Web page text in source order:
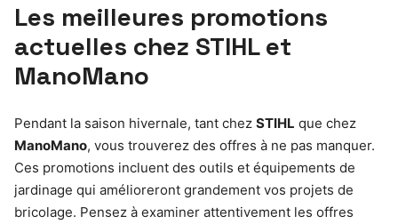
Les meilleures promotions
actuelles chez STIHL et
ManoMano
Pendant la saison hivernale, tant chez STIHL que chez
ManoMano, vous trouverez des offres à ne pas manquer.
Ces promotions incluent des outils et équipements de
jardinage qui amélioreront grandement vos projets de
bricolage. Pensez à examiner attentivement les offres